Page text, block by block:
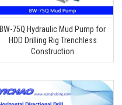
BW-75Q Hydraulic Mud Pump for
HDD Drilling Rig Trenchless
Construction